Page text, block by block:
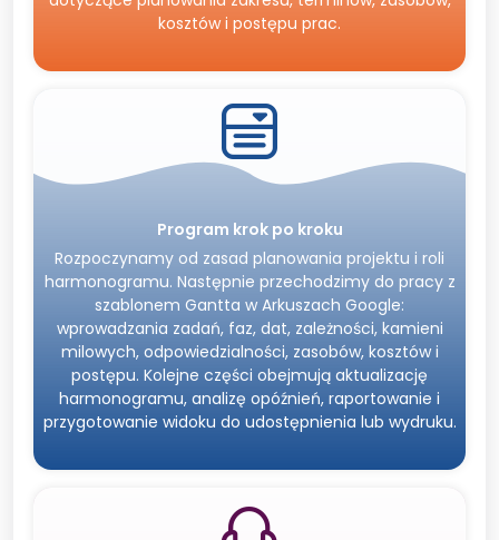
kosztów i postępu prac.
Program krok po kroku
Rozpoczynamy od zasad planowania projektu i roli
harmonogramu. Następnie przechodzimy do pracy z
szablonem Gantta w Arkuszach Google:
wprowadzania zadań, faz, dat, zależności, kamieni
milowych, odpowiedzialności, zasobów, kosztów i
postępu. Kolejne części obejmują aktualizację
harmonogramu, analizę opóźnień, raportowanie i
przygotowanie widoku do udostępnienia lub wydruku.